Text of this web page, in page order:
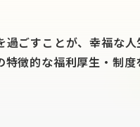
ごすことが、幸福な人
徴的な福利厚生・制度